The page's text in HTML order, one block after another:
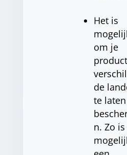
Het is
om je
de
te laten
n. Zo